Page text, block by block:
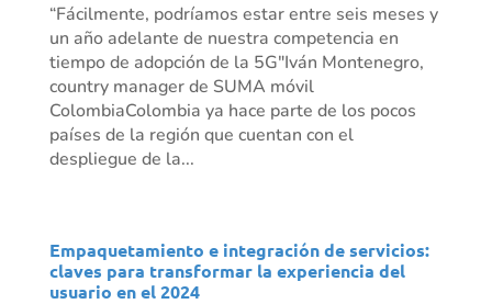
“Fácilmente, podríamos estar entre seis meses y
un año adelante de nuestra competencia en
tiempo de adopción de la 5G"Iván Montenegro,
country manager de SUMA móvil
ColombiaColombia ya hace parte de los pocos
países de la región que cuentan con el
despliegue de la...
Empaquetamiento e integración de servicios:
claves para transformar la experiencia del
usuario en el 2024